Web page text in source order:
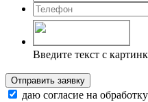
Введите текст с
Отправить заявку
даю согласие на обработку